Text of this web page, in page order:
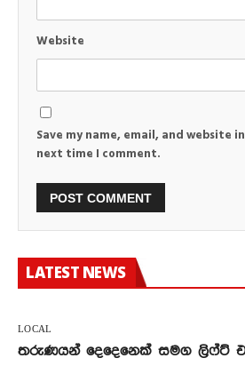
Website
Save my name, email, and website
next time I comment.
LATEST NEWS
LOCAL
තරුණයන් දෙදෙනෙක් සමග ලිෆ්ට්